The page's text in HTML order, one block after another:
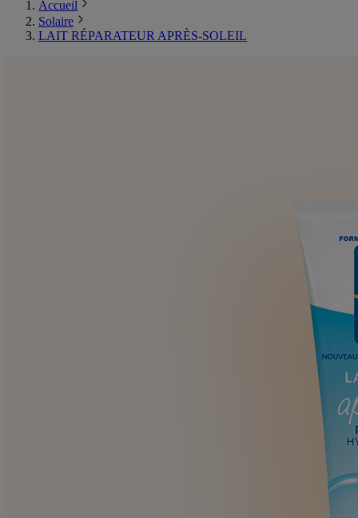
Accueil
Solaire
LAIT RÉPARATEUR APRÈS-SOLEIL